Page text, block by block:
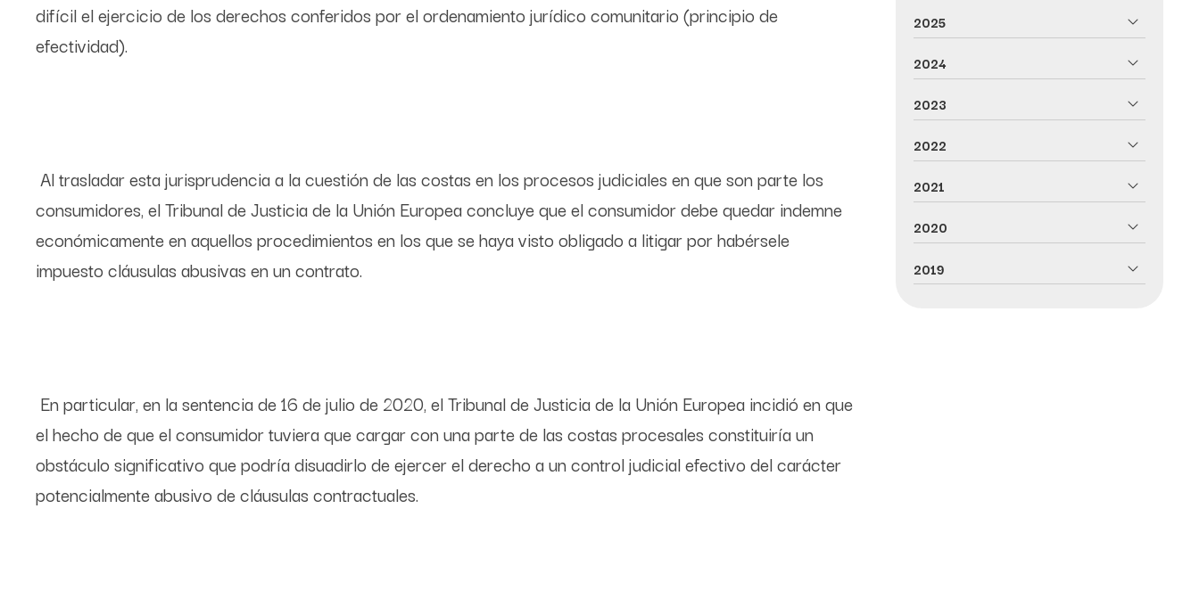
difícil el ejercicio de los derechos conferidos por el ordenamiento jurídico comunitario (principio de
efectividad).
Al trasladar esta jurisprudencia a la cuestión de las costas en los procesos judiciales en que son parte los
consumidores, el Tribunal de Justicia de la Unión Europea concluye que el consumidor debe quedar indemne
económicamente en aquellos procedimientos en los que se haya visto obligado a litigar por habérsele
impuesto cláusulas abusivas en un contrato.
En particular, en la sentencia de 16 de julio de 2020, el Tribunal de Justicia de la Unión Europea incidió en que
el hecho de que el consumidor tuviera que cargar con una parte de las costas procesales constituiría un
obstáculo significativo que podría disuadirlo de ejercer el derecho a un control judicial efectivo del carácter
potencialmente abusivo de cláusulas contractuales.
2025
2024
2023
2022
2021
2020
2019